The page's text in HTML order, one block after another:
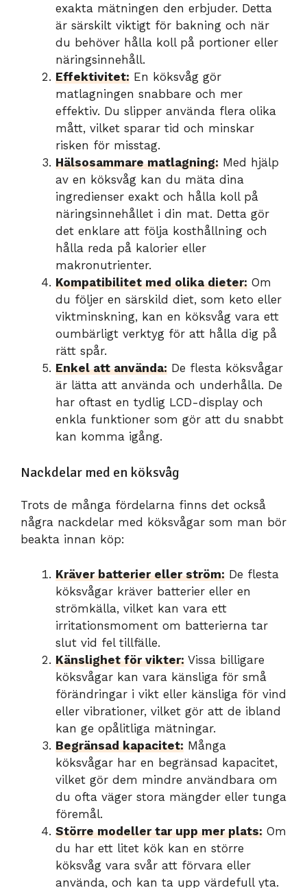
exakta mätningen den erbjuder. Detta
är särskilt viktigt för bakning och när
du behöver hålla koll på portioner eller
näringsinnehåll.
Effektivitet: En köksvåg gör
matlagningen snabbare och mer
effektiv. Du slipper använda flera olika
mått, vilket sparar tid och minskar
risken för misstag.
Hälsosammare matlagning: Med hjälp
av en köksvåg kan du mäta dina
ingredienser exakt och hålla koll på
näringsinnehållet i din mat. Detta gör
det enklare att följa kosthållning och
hålla reda på kalorier eller
makronutrienter.
Kompatibilitet med olika dieter: Om
du följer en särskild diet, som keto eller
viktminskning, kan en köksvåg vara ett
oumbärligt verktyg för att hålla dig på
rätt spår.
Enkel att använda: De flesta köksvågar
är lätta att använda och underhålla. De
har oftast en tydlig LCD-display och
enkla funktioner som gör att du snabbt
kan komma igång.
Nackdelar med en köksvåg
Trots de många fördelarna finns det också
några nackdelar med köksvågar som man bör
beakta innan köp:
Kräver batterier eller ström: De flesta
köksvågar kräver batterier eller en
strömkälla, vilket kan vara ett
irritationsmoment om batterierna tar
slut vid fel tillfälle.
Känslighet för vikter: Vissa billigare
köksvågar kan vara känsliga för små
förändringar i vikt eller känsliga för vind
eller vibrationer, vilket gör att de ibland
kan ge opålitliga mätningar.
Begränsad kapacitet: Många
köksvågar har en begränsad kapacitet,
vilket gör dem mindre användbara om
du ofta väger stora mängder eller tunga
föremål.
Större modeller tar upp mer plats: Om
du har ett litet kök kan en större
köksvåg vara svår att förvara eller
använda, och kan ta upp värdefull yta.